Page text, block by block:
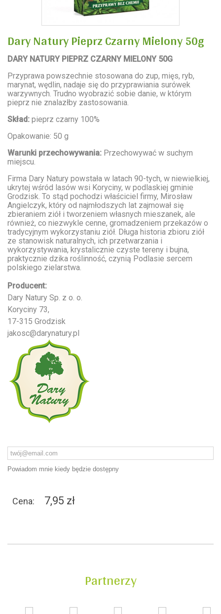
Dary Natury Pieprz Czarny Mielony 50g
DARY NATURY PIEPRZ CZARNY MIELONY 50G
Przyprawa powszechnie stosowana do zup, mięs, ryb,
marynat, wędlin, nadaje się do przyprawiania surówek
warzywnych. Trudno wyobrazić sobie danie, w którym
pieprz nie znalazłby zastosowania.
Skład: pieprz czarny 100%
Opakowanie: 50 g
Warunki przechowywania: Przechowywać w suchym
miejscu.
Firma Dary Natury powstała w latach 90-tych, w niewielkiej,
ukrytej wśród lasów wsi Koryciny, w podlaskiej gminie
Grodzisk. To stąd pochodzi właściciel firmy, Mirosław
Angielczyk, który od najmłodszych lat zajmował się
zbieraniem ziół i tworzeniem własnych mieszanek, ale
również, co niezwykle cenne, gromadzeniem przekazów o
tradycyjnym wykorzystaniu ziół. Długa historia zbioru ziół
ze stanowisk naturalnych, ich przetwarzania i
wykorzystywania, krystalicznie czyste tereny i bujna,
praktycznie dzika roślinność, czynią Podlasie sercem
polskiego zielarstwa.
Producent:
Dary Natury Sp. z o. o.
Koryciny 73,
17-315 Grodzisk
jakosc@darynatury.pl
Powiadom mnie kiedy będzie dostępny
Cena: 7,95 zł
Partnerzy